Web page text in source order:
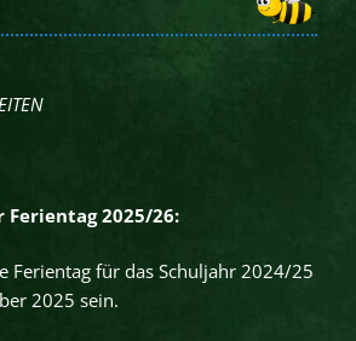
Ferientag 2025/26:
Ferientag für das Schuljahr 2024/25
2025 sein.